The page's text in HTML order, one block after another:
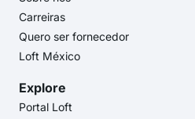
Carreiras
Quero ser fornecedor
Loft México
Explore
Portal Loft